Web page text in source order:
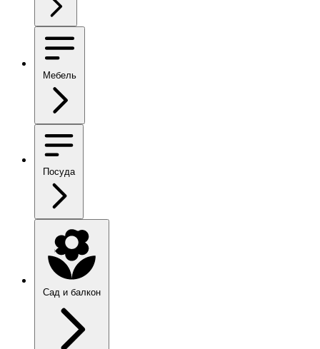
Мебель
Посуда
Сад и балкон